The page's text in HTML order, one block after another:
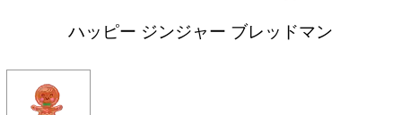
ハッピー ジンジャー ブレッドマン